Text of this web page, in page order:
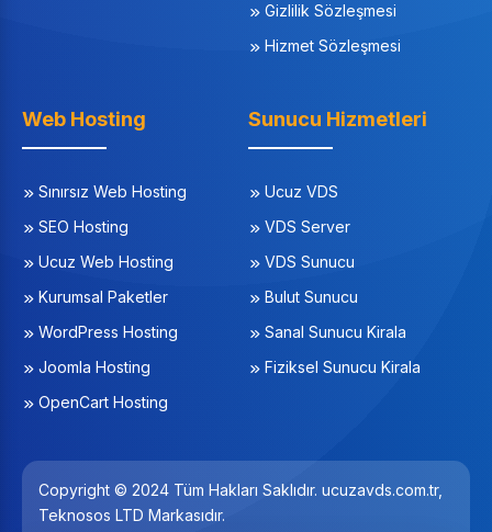
Gizlilik Sözleşmesi
Hizmet Sözleşmesi
Web Hosting
Sınırsız Web Hosting
SEO Hosting
Ucuz Web Hosting
Kurumsal Paketler
WordPress Hosting
Joomla Hosting
OpenCart Hosting
Sunucu Hizmetleri
Ucuz VDS
VDS Server
VDS Sunucu
Bulut Sunucu
Sanal Sunucu Kirala
Fiziksel Sunucu Kirala
Copyright © 2024 Tüm Hakları Saklıdır. ucuzavds.com.tr,
Teknosos LTD Markasıdır.